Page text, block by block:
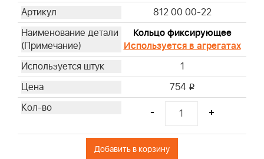
812 00 00-22
Кольцо фиксирующее
Используется в агрегатах
1
754 i
- +
Добавить в корзину